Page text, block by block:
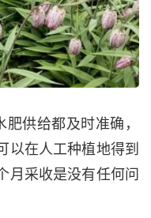
供给都及时准确，
以在人工种植地得到
月采收是没有任何问